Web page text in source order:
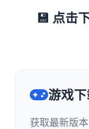
💾 点击
游戏
获取最新版